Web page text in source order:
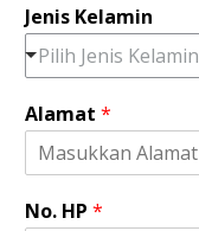
u
s
a
a
n
O
Jenis Kelamin
Pilih Jenis Kelamin
Alamat *
No. HP *